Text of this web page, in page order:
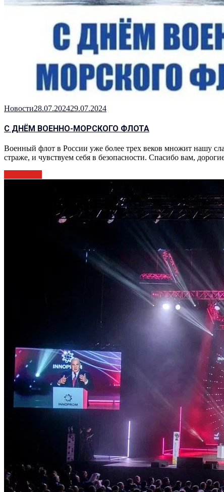
Новости28.07.202429.07.2024
С ДНЁМ ВОЕННО-МОРСКОГО ФЛОТА
Военный флот в России уже более трех веков множит нашу
страже, и чувствуем себя в безопасности. Спасибо вам,